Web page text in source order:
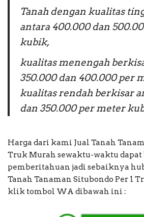
Tanah dengan kualitas
antara 400.000 dan
kubik,
kualitas menengah
350.000 dan 400.000 per
kualitas rendah berkisar
dan 350.000 per meter
Harga dari kami Jual Tanah
Truk Murah sewaktu-waktu dapat
pemberitahuan jadi sebaiknya
Tanah Tanaman Situbondo Per 1
klik tombol WA dibawah ini :